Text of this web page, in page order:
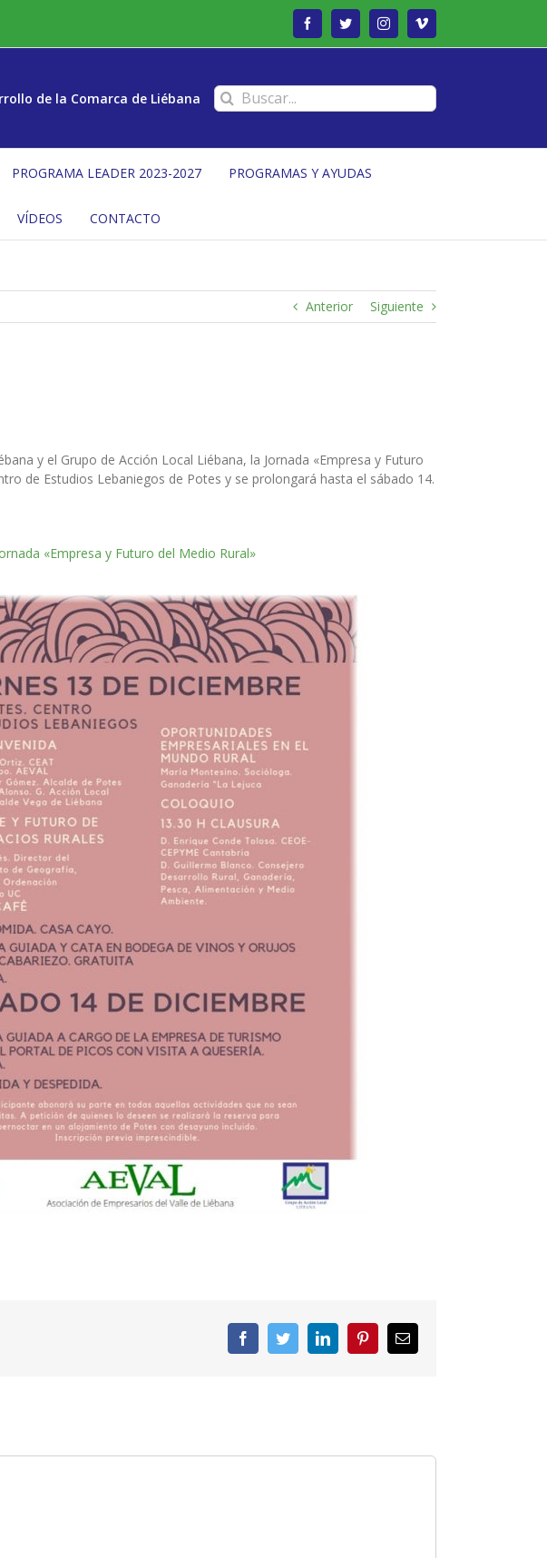
FacebookTwitterInstagramVimeo
de la Comarca de Liébana Buscar:
PROGRAMA LEADER 2023-2027 PROGRAMAS Y AYUDAS
VÍDEOS CONTACTO
Anterior Siguiente
y el Grupo de Acción Local Liébana, la Jornada «Empresa y Futuro
de Estudios Lebaniegos de Potes y se prolongará hasta el sábado 14.
«Empresa y Futuro del Medio Rural»
FacebookTwitterLinkedInPinterestCorreo
electrónico